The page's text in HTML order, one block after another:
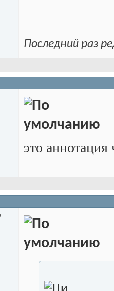
Последний раз
это аннотация